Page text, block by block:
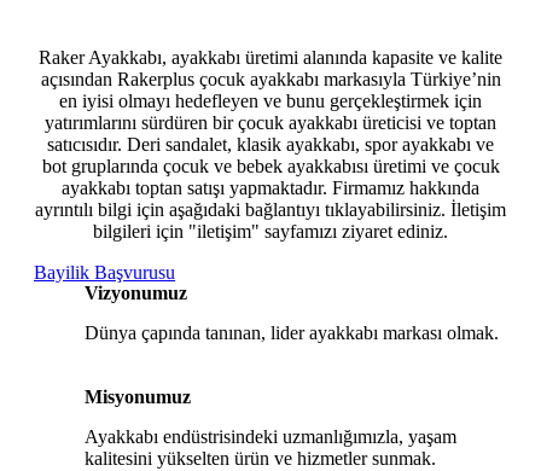
- Klasik Çocuk Ayakkabı
- Çocuk Sandalet
- İlk Adım & Bebek Ayakkabı
- Babetler
Raker Ayakkabı, ayakkabı üretimi alanında kapasite ve kalite
açısından Rakerplus çocuk ayakkabı markasıyla Türkiye’nin
en iyisi olmayı hedefleyen ve bunu gerçekleştirmek için
yatırımlarını sürdüren bir çocuk ayakkabı üreticisi ve toptan
satıcısıdır. Deri sandalet, klasik ayakkabı, spor ayakkabı ve
bot gruplarında çocuk ve bebek ayakkabısı üretimi ve çocuk
ayakkabı toptan satışı yapmaktadır. Firmamız hakkında
ayrıntılı bilgi için aşağıdaki bağlantıyı tıklayabilirsiniz. İletişim
bilgileri için "iletişim" sayfamızı ziyaret ediniz.
Bayilik Başvurusu
Vizyonumuz
Dünya çapında tanınan, lider ayakkabı markası olmak.
Misyonumuz
Ayakkabı endüstrisindeki uzmanlığımızla, yaşam
kalitesini yükselten ürün ve hizmetler sunmak.